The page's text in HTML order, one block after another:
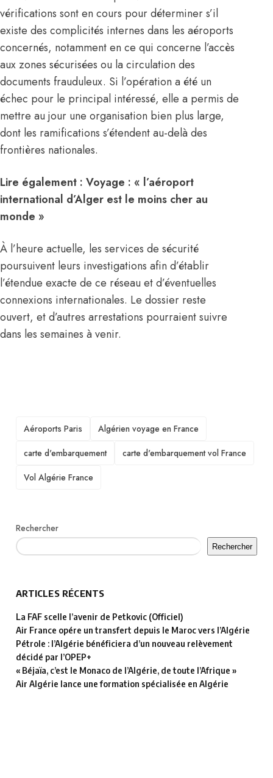
vérifications sont en cours pour déterminer s’il
existe des complicités internes dans les aéroports
concernés, notamment en ce qui concerne l’accès
aux zones sécurisées ou la circulation des
documents frauduleux. Si l’opération a été un
échec pour le principal intéressé, elle a permis de
mettre au jour une organisation bien plus large,
dont les ramifications s’étendent au-delà des
frontières nationales.
Lire également : Voyage : « l’aéroport
international d’Alger est le moins cher au
monde »
À l’heure actuelle, les services de sécurité
poursuivent leurs investigations afin d’établir
l’étendue exacte de ce réseau et d’éventuelles
connexions internationales. Le dossier reste
ouvert, et d’autres arrestations pourraient suivre
dans les semaines à venir.
TAGS
Aéroports Paris
Algérien voyage en France
carte d'embarquement
carte d'embarquement vol France
Vol Algérie France
Rechercher
Rechercher
ARTICLES RÉCENTS
La FAF scelle l’avenir de Petkovic (Officiel)
Air France opére un transfert depuis le Maroc vers l’Algérie
Pétrole : l’Algérie bénéficiera d’un nouveau relèvement
décidé par l’OPEP+
« Béjaïa, c’est le Monaco de l’Algérie, de toute l’Afrique »
Air Algérie lance une formation spécialisée en Algérie